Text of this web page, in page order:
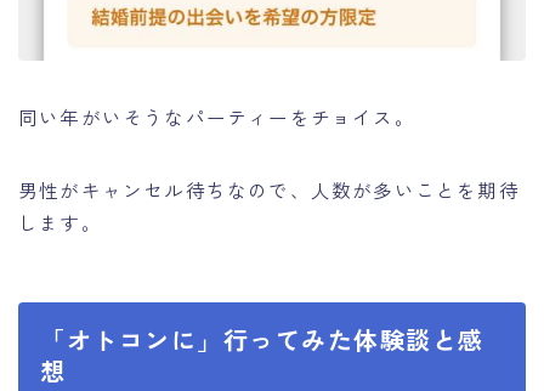
同い年がいそうなパーティーをチョイス。
男性がキャンセル待ちなので、人数が多いことを期待
します。
「オトコンに」行ってみた体験談と感
想